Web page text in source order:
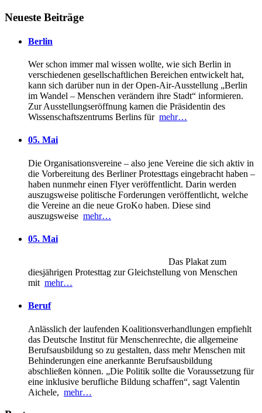
Neueste Beiträge
Berlin
Wer schon immer mal wissen wollte, wie sich Berlin in
verschiedenen gesellschaftlichen Bereichen entwickelt hat,
kann sich darüber nun in der Open-Air-Ausstellung „Berlin
im Wandel – Menschen verändern ihre Stadt“ informieren.
Zur Ausstellungseröffnung kamen die Präsidentin des
Wissenschaftszentrums Berlins für mehr…
05. Mai
Die Organisationsvereine – also jene Vereine die sich aktiv in
die Vorbereitung des Berliner Protesttags eingebracht haben –
haben nunmehr einen Flyer veröffentlicht. Darin werden
auszugsweise politische Forderungen veröffentlicht, welche
die Vereine an die neue GroKo haben. Diese sind
auszugsweise mehr…
05. Mai
Das Plakat zum
diesjährigen Protesttag zur Gleichstellung von Menschen
mit mehr…
Beruf
Anlässlich der laufenden Koalitionsverhandlungen empfiehlt
das Deutsche Institut für Menschenrechte, die allgemeine
Berufsausbildung so zu gestalten, dass mehr Menschen mit
Behinderungen eine anerkannte Berufsausbildung
abschließen können. „Die Politik sollte die Voraussetzung für
eine inklusive berufliche Bildung schaffen“, sagt Valentin
Aichele, mehr…